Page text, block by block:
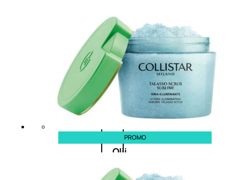
Colorazione
Shampoo
Balsamo
Mousse
Olii
PROMO